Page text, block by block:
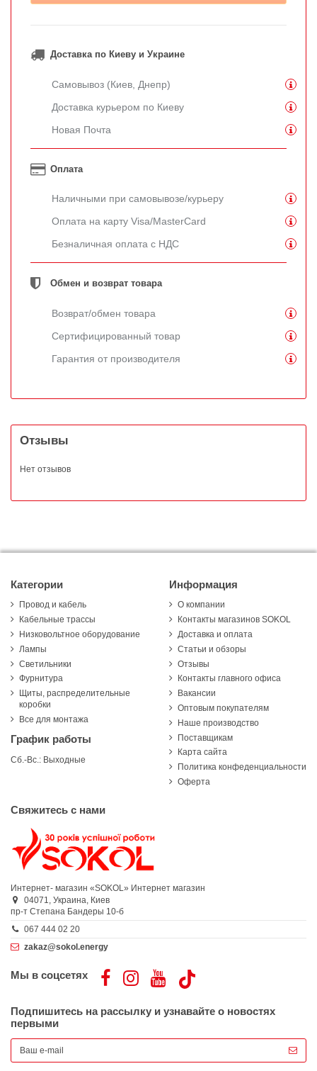
Доставка по Киеву и Украине
Самовывоз (Киев, Днепр)
Доставка курьером по Киеву
Новая Почта
Оплата
Наличными при самовывозе/курьеру
Оплата на карту Visa/MasterCard
Безналичная оплата с НДС
Обмен и возврат товара
Возврат/обмен товара
Сертифицированный товар
Гарантия от производителя
Отзывы
Нет отзывов
Категории
Провод и кабель
Кабельные трассы
Низковольтное оборудование
Лампы
Светильники
Фурнитура
Щиты, распределительные
коробки
Все для монтажа
График работы
Сб.-Вс.: Выходные
Информация
О компании
Контакты магазинов SOKOL
Доставка и оплата
Статьи и обзоры
Отзывы
Контакты главного офиса
Вакансии
Оптовым покупателям
Наше производство
Поставщикам
Карта сайта
Политика конфеденциальности
Оферта
Свяжитесь с нами
Интернет- магазин «SOKOL» Интернет магазин
04071, Украина, Киев
пр-т Степана Бандеры 10-б
067 444 02 20
zakaz@sokol.energy
Мы в соцсетях
Подпишитесь на рассылку и узнавайте о новостях
первыми